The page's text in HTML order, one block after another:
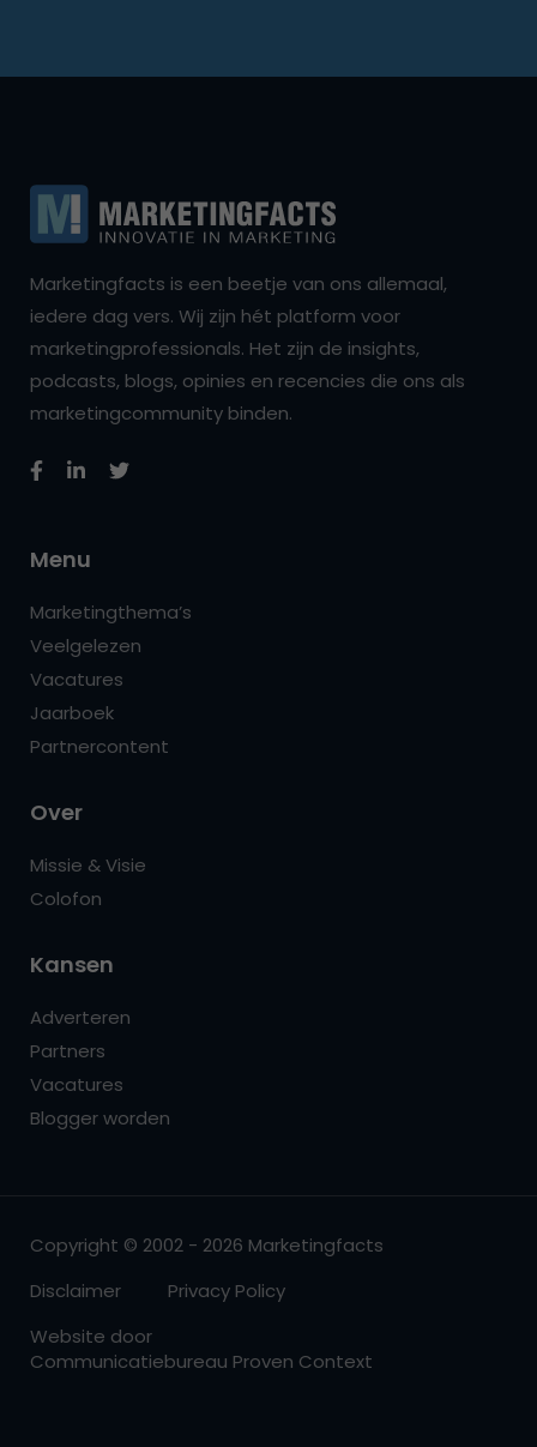
Marketingfacts is een beetje van ons allemaal,
iedere dag vers. Wij zijn hét platform voor
marketingprofessionals. Het zijn de insights,
podcasts, blogs, opinies en recencies die ons als
marketingcommunity binden.
Menu
Marketingthema’s
Veelgelezen
Vacatures
Jaarboek
Partnercontent
Over
Missie & Visie
Colofon
Kansen
Adverteren
Partners
Vacatures
Blogger worden
Copyright © 2002 - 2026 Marketingfacts
Disclaimer
Privacy Policy
Website door
Communicatiebureau Proven Context